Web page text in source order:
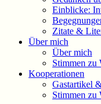
Einblicke:
Zitate &
Über mich
Über mich
Stimmen zu
Kooperationen
Gastartikel
Stimmen zu